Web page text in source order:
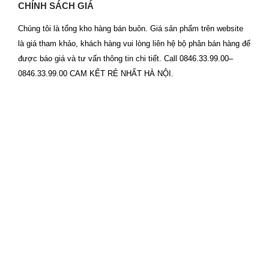
CHÍNH SÁCH GIÁ
Chúng tôi là tổng kho hàng bán buôn. Giá sản phẩm trên website
là giá tham khảo, khách hàng vui lòng liên hệ bộ phân bán hàng để
được báo giá và tư vấn thông tin chi tiết. Call 0846.33.99.00–
0846.33.99.00 CAM KẾT RẺ NHẤT HÀ NỘI.